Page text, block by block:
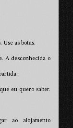
Use as botas.
A desconhecida o
eu quero saber.
ao alojamento